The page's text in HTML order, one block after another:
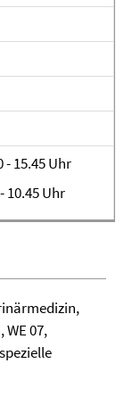
15.45 Uhr
10.45 Uhr
07,